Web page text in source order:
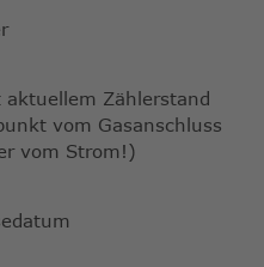
Zählerstand
vom Gasanschluss
vom Strom!)